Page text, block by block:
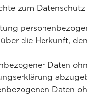
zum
die Herkunft,
Daten
Daten